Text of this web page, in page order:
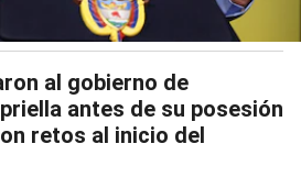
al gobierno de
antes de su posesión
retos al inicio del